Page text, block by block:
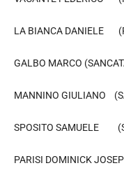
LA BIANCA
GALBO MARCO
MANNINO
SPOSITO SAMUELE
PARISI DOMINICK